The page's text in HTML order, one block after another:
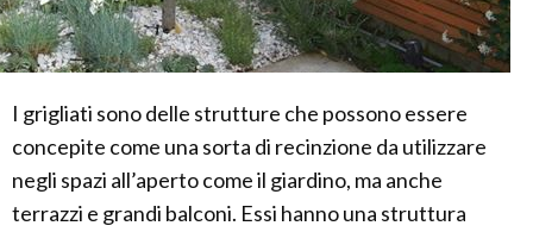
I grigliati sono delle strutture che possono essere
concepite come una sorta di recinzione da utilizzare
negli spazi all’aperto come il giardino, ma anche
terrazzi e grandi balconi. Essi hanno una struttura